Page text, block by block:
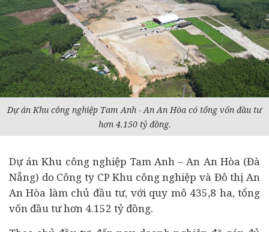
Dự ánKhu công nghiệp Tam Anh - An An Hòa có tổng vốn đầu tư
hơn 4.150 tỷ đồng.
Dự án Khu công nghiệp Tam Anh – An An Hòa (Đà
Nẵng) do Công ty CP Khu công nghiệp và Đô thị An
An Hòa làm chủ đầu tư, với quy mô 435,8 ha, tổng
vốn đầu tư hơn 4.152 tỷ đồng.